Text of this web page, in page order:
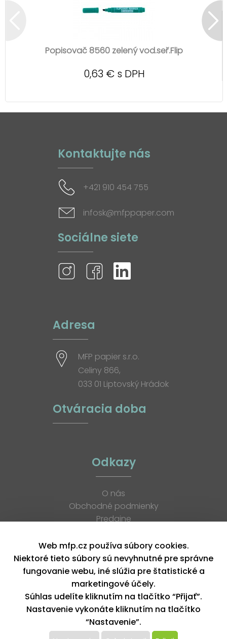
Popisovač 8560 zelený vod.seř.Flip
0,63 € s DPH
Kontaktujte nás
+421 910 454 755
infosk@mfppaper.com
Sociálne siete
Adresa
MFP papier s.r.o.
Celiny 866,
033 01 Liptovský Hrádok
Otváracia doba
Odkazy
O nás
Obchodné podmienky
Predajne
K stiahnutiu
Blog
Kontakt
Kariéra
XML feed
Copyright © 2026, MFP paper s. r. o. | Všetky práva vyhradené
design by MFP
Web mfp.cz používa súbory cookies.
Niektoré tieto súbory sú nevyhnutné pre správne
fungovanie webu, iné slúžia pre štatistické a
marketingové účely.
Súhlas udelíte kliknutím na tlačítko “Přijať”.
Nastavenie vykonáte kliknutím na tlačítko
“Nastavenie”.